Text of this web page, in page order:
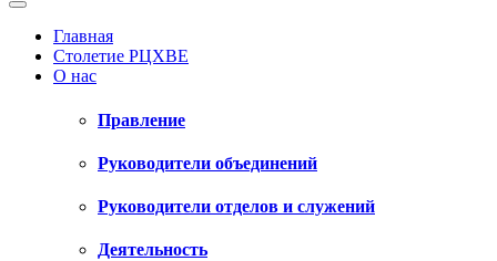
Главная
Столетие РЦХВЕ
О нас
Правление
Руководители объединений
Руководители отделов и служений
Деятельность